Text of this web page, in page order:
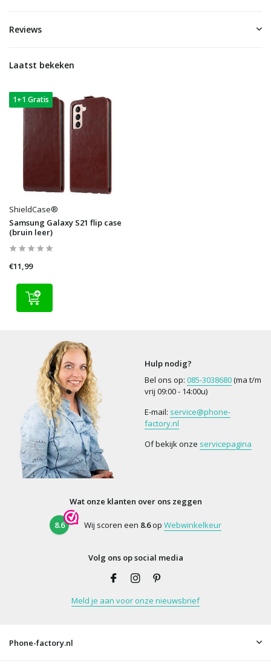
Reviews
Laatst bekeken
1+1 Gratis
ShieldCase®
Samsung Galaxy S21 flip case
(bruin leer)
€11,99
Hulp nodig?
Bel ons op: 085-3038680(ma t/m
vrij 09:00 - 14:00u)
E-mail: service@phone-
factory.nl
Of bekijk onze servicepagina
Wat onze klanten over ons zeggen
8.6 Wij scoren een 8.6op Webwinkelkeur
Volg ons op social media
Meld je aan voor onze nieuwsbrief
Phone-factory.nl